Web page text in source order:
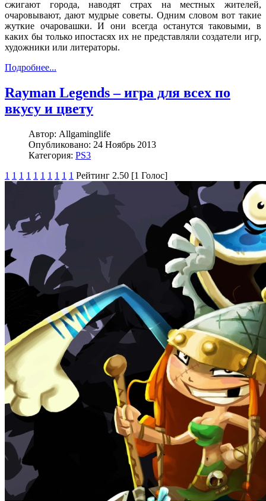
сжигают города, наводят страх на местных жителей,
очаровывают, дают мудрые советы. Одним словом вот такие
жуткие очаровашки. И они всегда останутся таковыми, в
каких бы только ипостасях их не представляли создатели игр,
художники или литераторы.
Подробнее...
Rayman Legends – игра для всех по
вкусу и цвету
Автор: Allgaminglife
Опубликовано: 24 Ноябрь 2013
Категория: PS3
1 1 1 1 1 1 1 1 1 1 Рейтинг 2.50 [1 Голос]